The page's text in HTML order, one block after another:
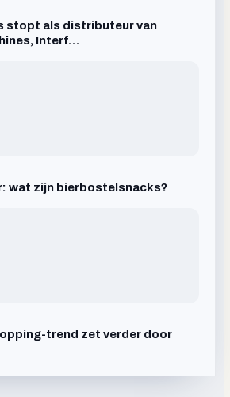
stopt als distributeur van
Interf…
wat zijn bierbostelsnacks?
trend zet verder door